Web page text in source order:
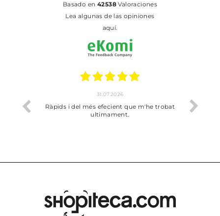
basado en 42538Valoraciones
Lea algunas de las opiniones
aquí.
trobat
17.07.2026
Bien pero soy de Vilafranca y no me ha
dejado recoger en tienda